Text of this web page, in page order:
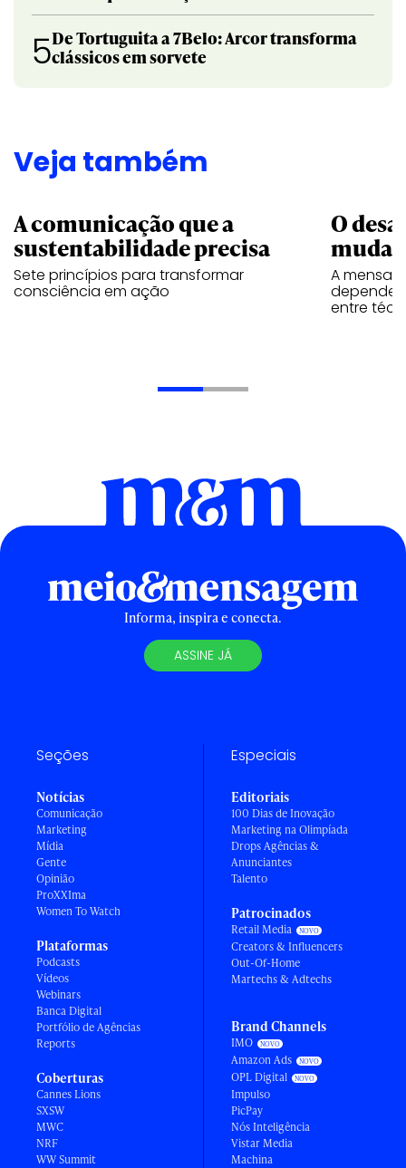
5De Tortuguita a 7Belo: Arcor transforma
clássicos em sorvete
Veja também
A comunicação que a
sustentabilidade precisa
Sete princípios para transformar
consciência em ação
O
A
depende
entre
Informa, inspira e conecta.
ASSINE JÁ
Seções
Notícias
Comunicação
Marketing
Mídia
Gente
Opinião
ProXXIma
Women To Watch
Plataformas
Podcasts
Vídeos
Webinars
Banca Digital
Portfólio de Agências
Reports
Coberturas
Cannes Lions
SXSW
MWC
NRF
WW Summit
Especiais
Editoriais
100 Dias de Inovação
Marketing na Olimpíada
Drops Agências &
Anunciantes
Talento
Patrocinados
Retail Media
Creators & Influencers
Out-Of-Home
Martechs & Adtechs
Brand Channels
IMO
Amazon Ads
OPL Digital
Impulso
PicPay
Nós Inteligência
Vistar Media
Machina